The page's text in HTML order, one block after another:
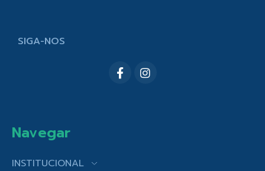
SIGA-NOS
Navegar
INSTITUCIONAL